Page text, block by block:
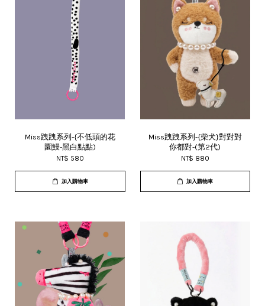
Miss跩跩系列-{不低頭的花
園鰻-黑白點點)
NT$ 580
加入購物車
Miss跩跩系列-{柴犬}對對對
你都對-(第2代)
NT$ 880
加入購物車